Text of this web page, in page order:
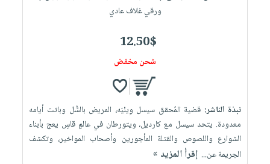
ورقي غلاف عادي
12.50$
شحن مخفض
نبذة الناشر: قضية المُحقق سيسل وِينْيَه، المريض بالسُّل وباتت أيامه
معدودة. يتحد سيسل مع كارديل، ويتورطان في عالمٍ قاسٍ يعج بأبناء
الشوارع واللصوص والقتلة المأجورين وأصحاب المواخير، وتكشف
الجريمة عن... إقرأ المزيد »